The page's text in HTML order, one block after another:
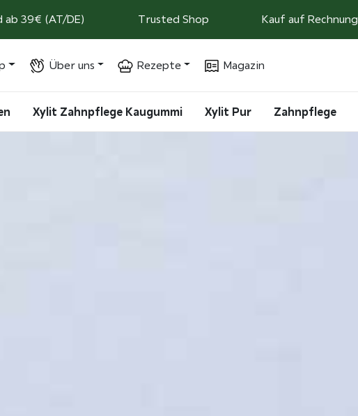
ab 39€ (AT/DE) Trusted Shop Kauf auf Rechnung
Über uns Rezepte Magazin
Xylit Zahnpflege Kaugummi Xylit Pur Zahnpflege